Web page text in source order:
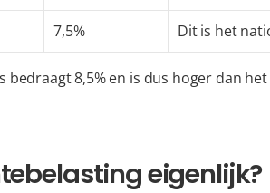
7,5% Dit is het
bedraagt 8,5% en is dus hoger dan
eigenlijk?